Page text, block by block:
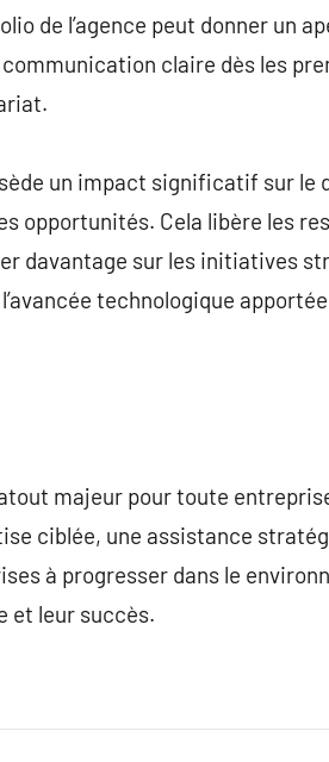
de l’agence peut donner un
claire dès les
un impact significatif sur le
opportunités. Cela libère les
davantage sur les initiatives
technologique
majeur pour toute
ciblée, une assistance
à progresser dans le
et leur succès.